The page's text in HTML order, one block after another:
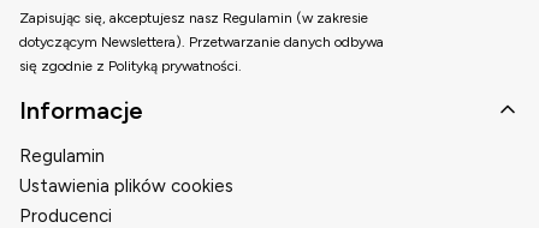
Zapisując się, akceptujesz nasz Regulamin (w zakresie
dotyczącym Newslettera). Przetwarzanie danych odbywa
się zgodnie z Polityką prywatności.
Linki w stopce
Informacje
Regulamin
Ustawienia plików cookies
Producenci